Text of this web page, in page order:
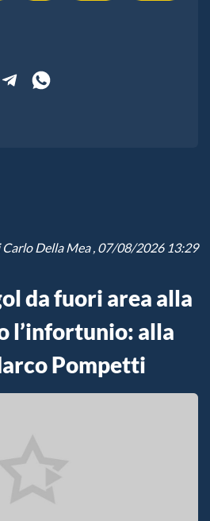
Carlo Della Mea, 07/08/2026 13:29
da fuori area alla
l’infortunio: alla
Pompetti